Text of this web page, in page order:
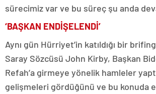
sürecimiz var ve bu süreç şu anda
‘BAŞKAN ENDİŞELENDİ’
Aynı gün Hürriyet’in katıldığı bir
Saray Sözcüsü John Kirby, Başkan
Refah’a girmeye yönelik hamleler
gelişmeleri gördüğünü ve bu konuda